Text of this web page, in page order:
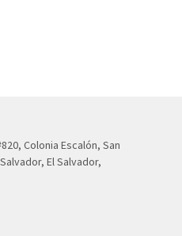
Colonia Escalón, San
El Salvador,